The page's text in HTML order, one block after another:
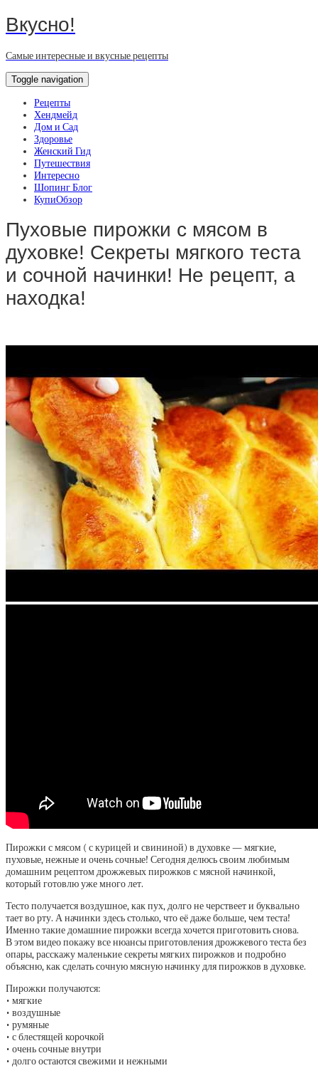
Вкусно!
Самые интересные и вкусные рецепты
Toggle navigation
Рецепты
Хендмейд
Дом и Сад
Здоровье
Женский Гид
Путешествия
Интересно
Шопинг Блог
КупиОбзор
Пуховые пирожки с мясом в
духовке! Секреты мягкого теста
и сочной начинки! Не рецепт, а
находка!
Пирожки с мясом ( с курицей и свининой) в духовке — мягкие,
пуховые, нежные и очень сочные! Сегодня делюсь своим любимым
домашним рецептом дрожжевых пирожков с мясной начинкой,
который готовлю уже много лет.
Тесто получается воздушное, как пух, долго не черствеет и буквально
тает во рту. А начинки здесь столько, что её даже больше, чем теста!
Именно такие домашние пирожки всегда хочется приготовить снова.
В этом видео покажу все нюансы приготовления дрожжевого теста без
опары, расскажу маленькие секреты мягких пирожков и подробно
объясню, как сделать сочную мясную начинку для пирожков в духовке.
Пирожки получаются:
• мягкие
• воздушные
• румяные
• с блестящей корочкой
• очень сочные внутри
• долго остаются свежими и нежными